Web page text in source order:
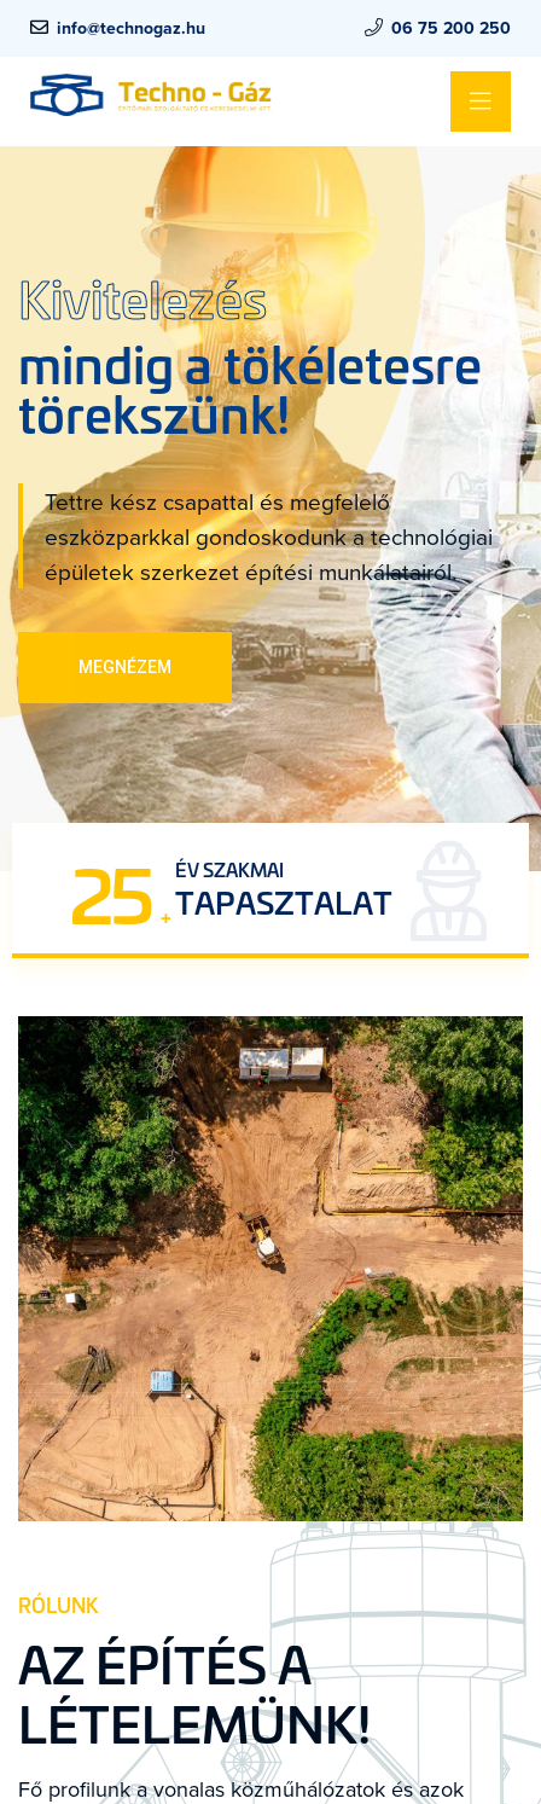
info@technogaz.hu 06 75 200 250
Kivitelezés
mindig a tökéletesre
törekszünk!
Tettre kész csapattal és megfelelő
eszközparkkal gondoskodunk a technológiai
épületek szerkezet építési munkálatairól.
MEGNÉZEM
25 +
ÉV SZAKMAI
TAPASZTALAT
RÓLUNK
AZ ÉPÍTÉS A
LÉTELEMÜNK!
Fő profilunk a vonalas közműhálózatok és azok